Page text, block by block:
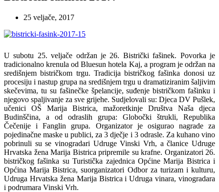
25 veljače, 2017
U subotu 25. veljače održan je 26. Bistrički fašinek. Povorka je
tradicionalno krenula od Bluesun hotela Kaj, a program je održan na
središnjem bistričkom trgu. Tradicija bistričkog fašinka donosi uz
procesiju i nastup grupa na središnjem trgu u dramatiziranim šaljivim
skečevima, tu su fašinečke špelancije, suđenje bistričkom fašinku i
njegovo spaljivanje za sve grijehe. Sudjelovali su: Djeca DV Pušlek,
učenici OŠ Marija Bistrica, mažoretkinje Društva Naša djeca
Budinščina, a od odraslih grupa: Globočki štrukli, Republika
Čečenije i Fanglin grupa. Organizator je osigurao nagrade za
pojedinačne maske u publici, za 3 dječje i 3 odrasle. Za kuhano vino
pobrinuli su se vinogradari Udruge Vinski Vrh, a članice Udruge
Hrvatska žena Marija Bistrica pripremile su krafne. Organizatori 26.
bistričkog fašinka su Turistička zajednica Općine Marija Bistrica i
Općina Marija Bistrica, suorganizatori Odbor za turizam i kulturu,
Udruga Hrvatska žena Marija Bistrica i Udruga vinara, vinogradara
i podrumara Vinski Vrh.